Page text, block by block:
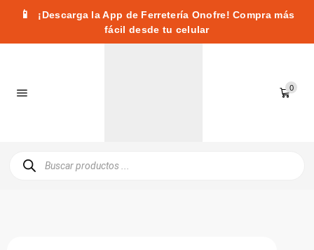
📱
¡Descarga la App de Ferretería Onofre! Compra más
fácil desde tu celular
0